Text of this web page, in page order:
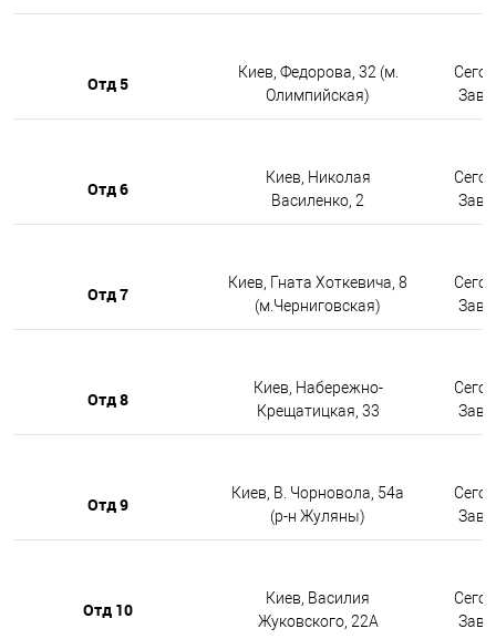
Отд 5
Киев, Федорова, 32 (м.
Олимпийская)
Отд 6
Киев, Николая
Василенко, 2
Отд 7
Киев, Гната Хоткевича, 8
(м.Черниговская)
Отд 8
Киев, Набережно-
Крещатицкая, 33
Отд 9
Киев, В. Чорновола, 54а
(р-н Жуляны)
Отд 10
Киев, Василия
Жуковского, 22А